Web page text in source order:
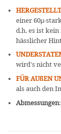
einer 60µ-
d.h. es ist
hässlicher
wird's nicht
FÜR AUßEN
als auch den
Abmessungen